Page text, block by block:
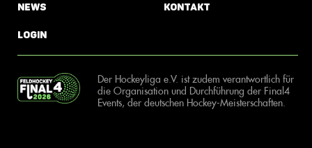
News
Login
Kontakt
Der Hockeyliga e.V. ist zudem verantwortlich für
die Organisation und Durchführung der Final4
Events, der deutschen Hockey-Meisterschaften.